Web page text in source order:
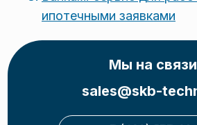
ипотечными заявками
sales@skb-
Мы на